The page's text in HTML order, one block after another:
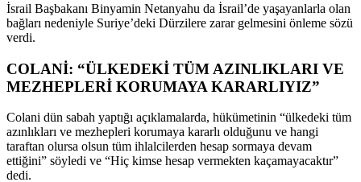
İsrail Başbakanı Binyamin Netanyahu da İsrail’de yaşayanlarla olan
bağları nedeniyle Suriye’deki Dürzilere zarar gelmesini önleme sözü
verdi.
COLANİ: “ÜLKEDEKİ TÜM AZINLIKLARI VE
MEZHEPLERİ KORUMAYA KARARLIYIZ”
Colani dün sabah yaptığı açıklamalarda, hükümetinin “ülkedeki tüm
azınlıkları ve mezhepleri korumaya kararlı olduğunu ve hangi
taraftan olursa olsun tüm ihlalcilerden hesap sormaya devam
ettiğini” söyledi ve “Hiç kimse hesap vermekten kaçamayacaktır”
dedi.